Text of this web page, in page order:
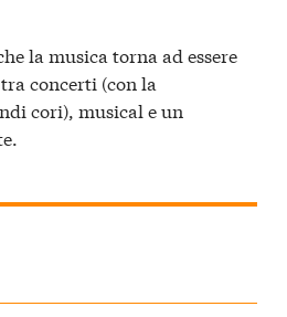
la musica torna ad essere
concerti (con la
cori), musical e un